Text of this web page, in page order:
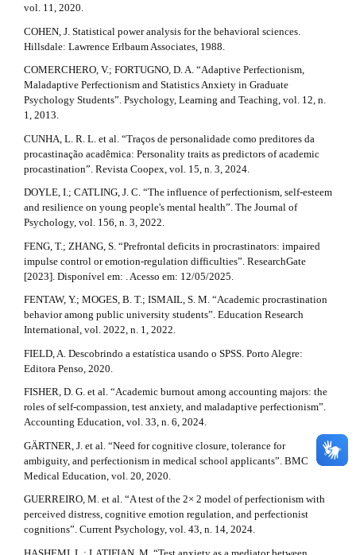
vol. 11, 2020.
COHEN, J. Statistical power analysis for the behavioral sciences.
Hillsdale: Lawrence Erlbaum Associates, 1988.
COMERCHERO, V.; FORTUGNO, D. A. “Adaptive Perfectionism,
Maladaptive Perfectionism and Statistics Anxiety in Graduate
Psychology Students”. Psychology, Learning and Teaching, vol. 12, n.
1, 2013.
CUNHA, L. R. L. et al. “Traços de personalidade como preditores da
procastinação acadêmica: Personality traits as predictors of academic
procastination”. Revista Coopex, vol. 15, n. 3, 2024.
DOYLE, I.; CATLING, J. C. “The influence of perfectionism, self-esteem
and resilience on young people's mental health”. The Journal of
Psychology, vol. 156, n. 3, 2022.
FENG, T.; ZHANG, S. “Prefrontal deficits in procrastinators: impaired
impulse control or emotion-regulation difficulties”. ResearchGate
[2023]. Disponível em: . Acesso em: 12/05/2025.
FENTAW, Y.; MOGES, B. T.; ISMAIL, S. M. “Academic procrastination
behavior among public university students”. Education Research
International, vol. 2022, n. 1, 2022.
FIELD, A. Descobrindo a estatística usando o SPSS. Porto Alegre:
Editora Penso, 2020.
FISHER, D. G. et al. “Academic burnout among accounting majors: the
roles of self-compassion, test anxiety, and maladaptive perfectionism”.
Accounting Education, vol. 33, n. 6, 2024.
GÄRTNER, J. et al. “Need for cognitive closure, tolerance for
ambiguity, and perfectionism in medical school applicants”. BMC
Medical Education, vol. 20, 2020.
GUERREIRO, M. et al. “A test of the 2× 2 model of perfectionism with
perceived distress, cognitive emotion regulation, and perfectionist
cognitions”. Current Psychology, vol. 43, n. 14, 2024.